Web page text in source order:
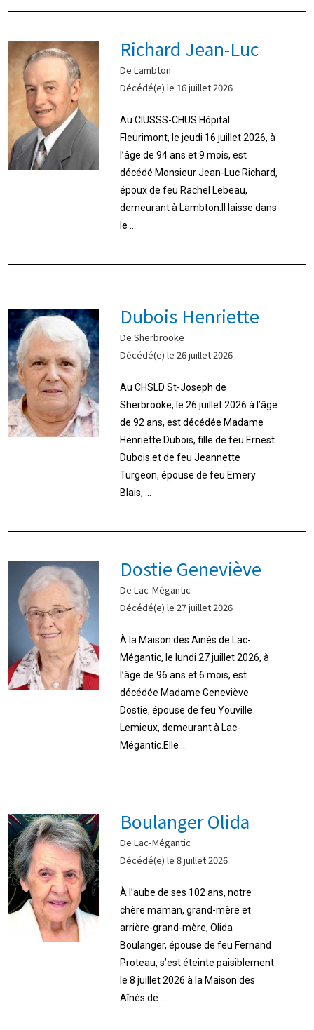
Richard Jean-Luc
De Lambton
Décédé(e) le 16 juillet 2026
Au CIUSSS-CHUS Hôpital
Fleurimont, le jeudi 16 juillet 2026, à
l’âge de 94 ans et 9 mois, est
décédé Monsieur Jean-Luc Richard,
époux de feu Rachel Lebeau,
demeurant à Lambton.Il laisse dans
le ...
Dubois Henriette
De Sherbrooke
Décédé(e) le 26 juillet 2026
Au CHSLD St-Joseph de
Sherbrooke, le 26 juillet 2026 à l’âge
de 92 ans, est décédée Madame
Henriette Dubois, fille de feu Ernest
Dubois et de feu Jeannette
Turgeon, épouse de feu Emery
Blais, ...
Dostie Geneviève
De Lac-Mégantic
Décédé(e) le 27 juillet 2026
À la Maison des Ainés de Lac-
Mégantic, le lundi 27 juillet 2026, à
l’âge de 96 ans et 6 mois, est
décédée Madame Geneviève
Dostie, épouse de feu Youville
Lemieux, demeurant à Lac-
Mégantic.Elle ...
Boulanger Olida
De Lac-Mégantic
Décédé(e) le 8 juillet 2026
À l’aube de ses 102 ans, notre
chère maman, grand-mère et
arrière-grand-mère, Olida
Boulanger, épouse de feu Fernand
Proteau, s’est éteinte paisiblement
le 8 juillet 2026 à la Maison des
Aînés de ...